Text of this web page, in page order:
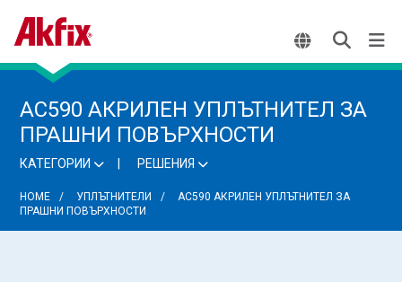
AC590 АКРИЛЕН УПЛЪТНИТЕЛ ЗА
ПРАШНИ ПОВЪРХНОСТИ
КАТЕГОРИИ РЕШЕНИЯ
HOME УПЛЪТНИТЕЛИ
AC590 АКРИЛЕН УПЛЪТНИТЕЛ ЗА
ПРАШНИ ПОВЪРХНОСТИ